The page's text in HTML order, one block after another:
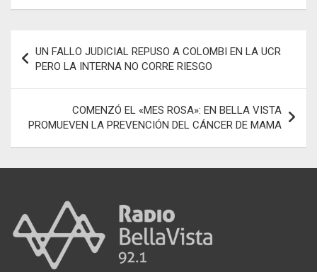
b
o
k
s
p
p
n
er
gr
m
m
p
ar
tir
de
entradas
UN FALLO JUDICIAL REPUSO A COLOMBI EN LA UCR
PERO LA INTERNA NO CORRE RIESGO
COMENZÓ EL «MES ROSA»: EN BELLA VISTA
PROMUEVEN LA PREVENCIÓN DEL CÁNCER DE MAMA